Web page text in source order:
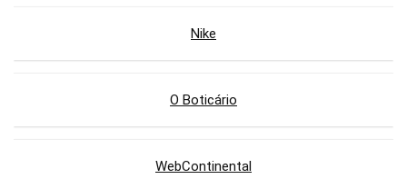
Nike
O Boticário
WebContinental